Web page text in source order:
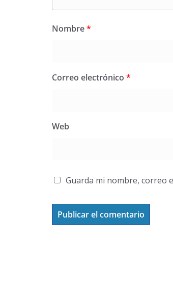
Nombre*
Correo electrónico *
Web
Guarda mi nombre, correo